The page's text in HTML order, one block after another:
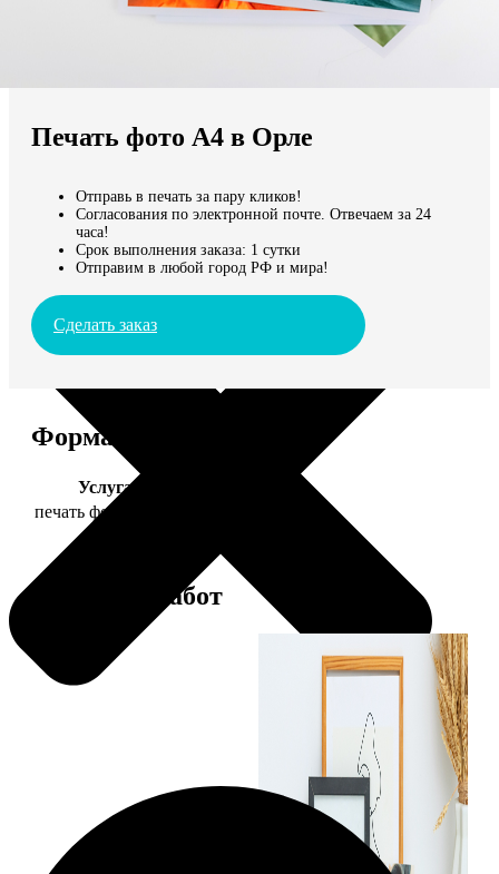
Мы доставляем по всему миру
Продолжить без города
Печать фото А4 в Орле
Отправь в печать за пару кликов!
Согласования по электронной почте. Отвечаем за 24
часа!
Срок выполнения заказа: 1 сутки
Отправим в любой город РФ и мира!
Сделать заказ
Форматы и цены
Услуга
печать фото 20х30
Примеры работ